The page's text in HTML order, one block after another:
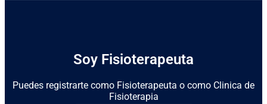
Soy Fisioterapeuta
Puedes registrarte como Fisioterapeuta o como Clinica de
Fisioterapia